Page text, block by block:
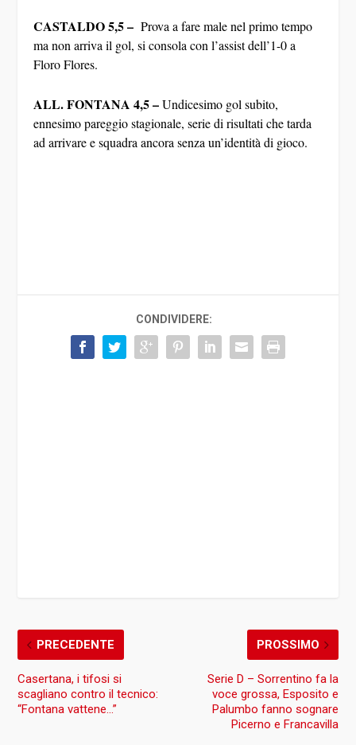
CASTALDO 5,5 –Prova a fare male nel primo tempo
ma non arriva il gol, si consola con l’assist dell’1-0 a
Floro Flores.
ALL. FONTANA 4,5
Undicesimo gol subito,
ennesimo pareggio stagionale, serie di risultati che tarda
ad arrivare e squadra ancora senza un’identità di gioco.
CONDIVIDERE:
PRECEDENTE
Casertana, i tifosi si
scagliano contro il tecnico:
“Fontana vattene…”
PROSSIMO
Serie D – Sorrentino fa la
voce grossa, Esposito e
Palumbo fanno sognare
Picerno e Francavilla